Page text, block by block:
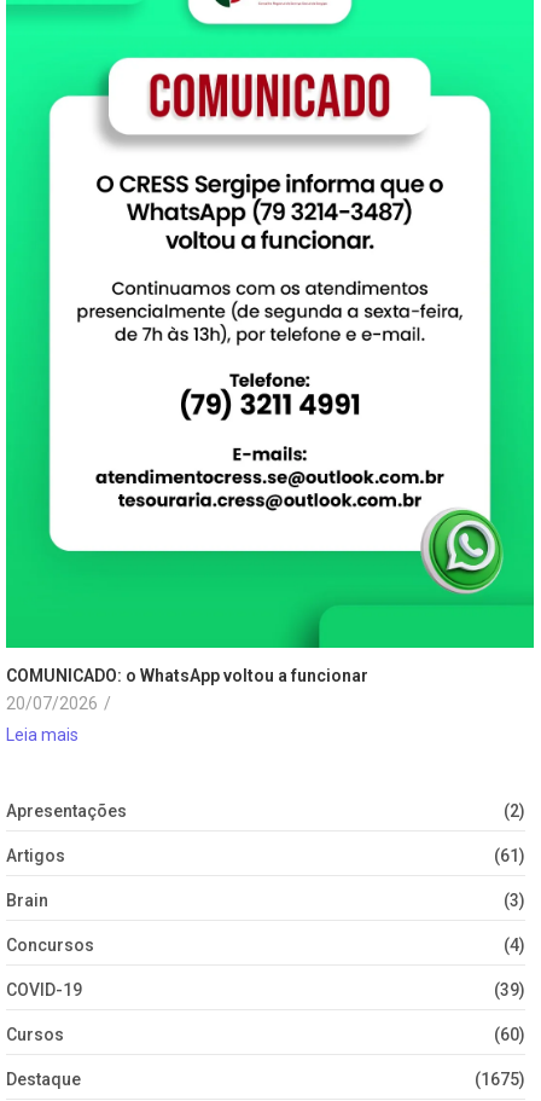
COMUNICADO: o WhatsApp voltou a funcionar
20/07/2026 /
Leia mais
Apresentações (2)
Artigos (61)
Brain (3)
Concursos (4)
COVID-19 (39)
Cursos (60)
Destaque (1675)